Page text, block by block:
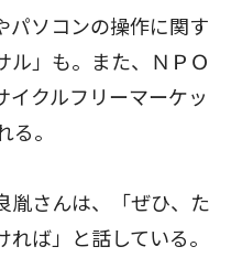
ソコンの操作に関す
ル」も。また、ＮＰＯ
イクルフリーマーケッ
る。
さんは、「ぜひ、た
ば」と話している。